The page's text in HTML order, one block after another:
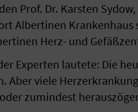
Prof. Dr. Karsten
Albertinen Krankenhaus
Herz- und
Experten lautete: Die
Aber viele
zumindest